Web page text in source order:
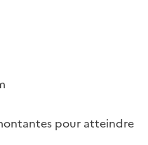
pour atteindre